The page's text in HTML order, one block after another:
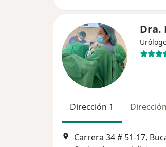
Dra.
Dirección 1
Carrera 34 # 51-17,